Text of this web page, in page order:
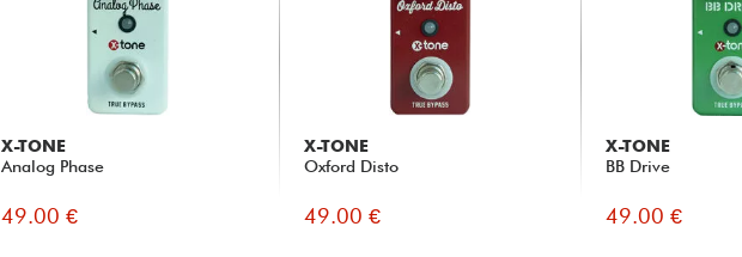
X-TONE
Analog Phase
49.00 €
X-TONE
Oxford Disto
49.00 €
X-TONE
BB Drive
49.00 €